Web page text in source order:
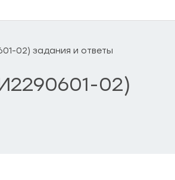
02) задания и ответы
02)